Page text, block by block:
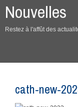
Nouvelles
Restez à l'affût des
cath-new-